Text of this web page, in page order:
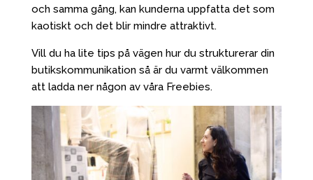
och samma gång, kan kunderna uppfatta det som
kaotiskt och det blir mindre attraktivt.
Vill du ha lite tips på vägen hur du strukturerar din
butikskommunikation så är du varmt välkommen
att ladda ner någon av våra Freebies.